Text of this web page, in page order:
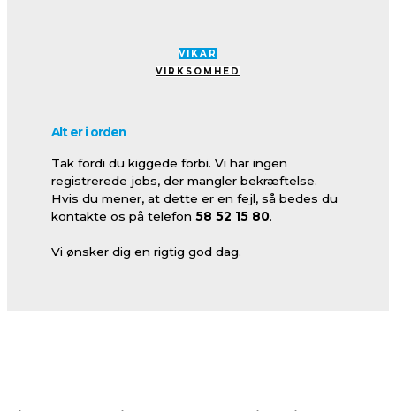
VIKAR
VIRKSOMHED
Alt er i orden
Tak fordi du kiggede forbi. Vi har ingen
registrerede jobs, der mangler bekræftelse.
Hvis du mener, at dette er en fejl, så bedes du
kontakte os på telefon 58 52 15 80.
Vi ønsker dig en rigtig god dag.